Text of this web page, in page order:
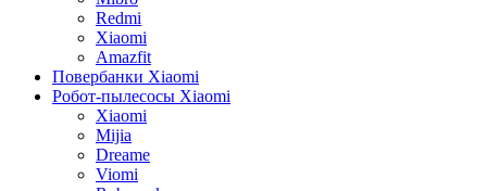
Redmi
Xiaomi
Amazfit
Повербанки Xiaomi
Робот-пылесосы Xiaomi
Xiaomi
Mijia
Dreame
Viomi